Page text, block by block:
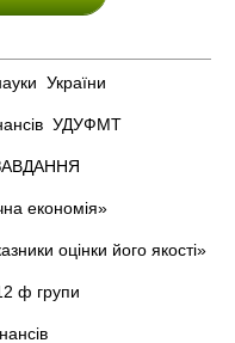
України
УДУФМТ
економія»
оцінки його якості»
ф групи